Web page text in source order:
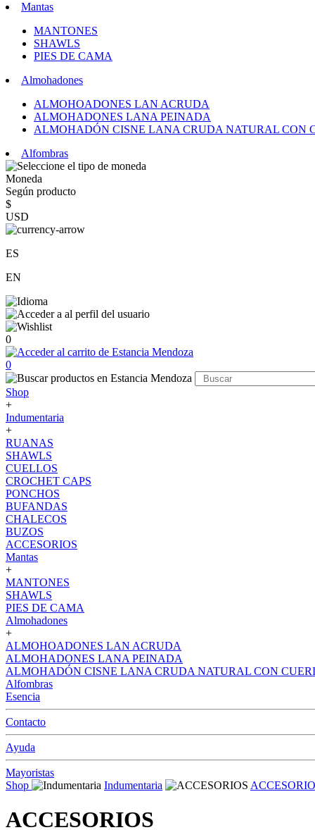
Mantas
MANTONES
SHAWLS
PIES DE CAMA
Almohadones
ALMOHOADONES LAN ACRUDA
ALMOHADONES LANA PEINADA
ALMOHADÓN CISNE LANA CRUDA NATURAL CON
Alfombras
Moneda
Según producto
$
USD
ES
EN
0
0
Shop
+
Indumentaria
+
RUANAS
SHAWLS
CUELLOS
CROCHET CAPS
PONCHOS
BUFANDAS
CHALECOS
BUZOS
ACCESORIOS
Mantas
+
MANTONES
SHAWLS
PIES DE CAMA
Almohadones
+
ALMOHOADONES LAN ACRUDA
ALMOHADONES LANA PEINADA
ALMOHADÓN CISNE LANA CRUDA NATURAL CON
Alfombras
Esencia
Contacto
Ayuda
Mayoristas
Shop
Indumentaria
ACCESORIOS